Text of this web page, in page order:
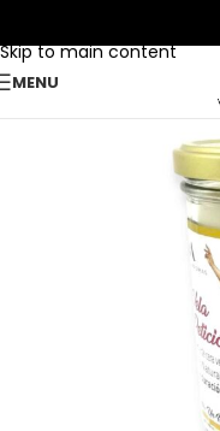
Skip to main content
MENU